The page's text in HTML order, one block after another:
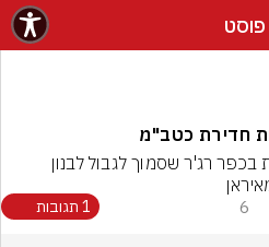
פוסט
חדירת כטב"מ
6 1 תגובות